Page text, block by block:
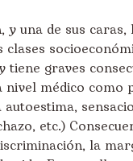
una de sus caras,
clases
tiene graves
nivel médico como
etc.)
la